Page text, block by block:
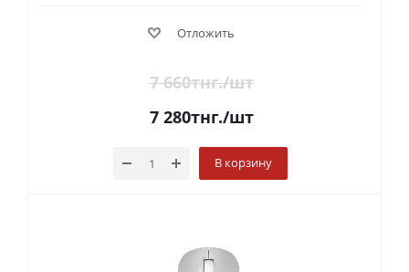
Отложить
7 660тнг./шт
7 280тнг./шт
В корзину